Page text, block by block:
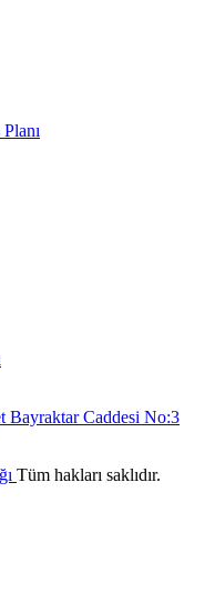
Bayraktar Caddesi No:3
Tüm hakları saklıdır.